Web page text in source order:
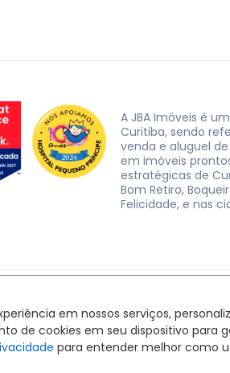
em nossos serviços,
de cookies em seu dispositivo para
para entender melhor como
A JBA Imóveis é
Curitiba, sendo
venda e aluguel
em imóveis
estratégicas de
Bom Retiro,
Felicidade, e nas
Termos de uso
RocketImob | Site para Imobiliária